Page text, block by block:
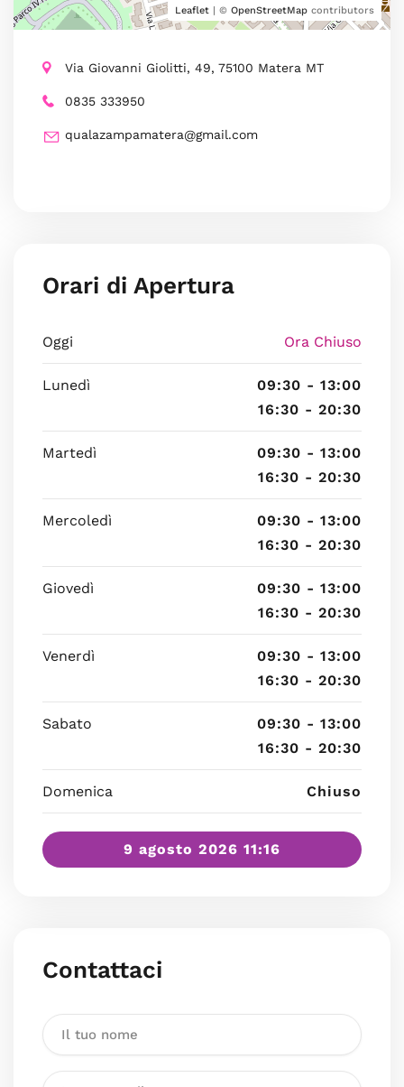
Leaflet | © OpenStreetMap contributors
Via Giovanni Giolitti, 49, 75100 Matera MT
0835 333950
qualazampamatera@gmail.com
Orari di Apertura
Oggi Ora Chiuso
Lunedì
09:30 - 13:00
16:30 - 20:30
Martedì
09:30 - 13:00
16:30 - 20:30
Mercoledì
09:30 - 13:00
16:30 - 20:30
Giovedì
09:30 - 13:00
16:30 - 20:30
Venerdì
09:30 - 13:00
16:30 - 20:30
Sabato
09:30 - 13:00
16:30 - 20:30
Domenica Chiuso
9 agosto 2026 11:16
Contattaci